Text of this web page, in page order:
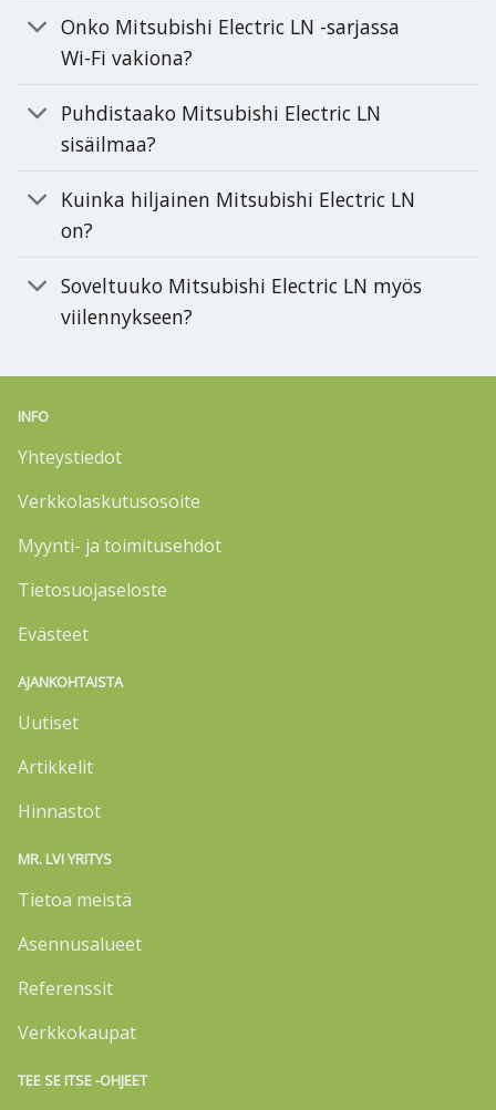
Onko Mitsubishi Electric LN -sarjassa
Wi-Fi vakiona?
Puhdistaako Mitsubishi Electric LN
sisäilmaa?
Kuinka hiljainen Mitsubishi Electric LN
on?
Soveltuuko Mitsubishi Electric LN myös
viilennykseen?
INFO
Yhteystiedot
Verkkolaskutusosoite
Myynti- ja toimitusehdot
Tietosuojaseloste
Evästeet
AJANKOHTAISTA
Uutiset
Artikkelit
Hinnastot
MR. LVI YRITYS
Tietoa meistä
Asennusalueet
Referenssit
Verkkokaupat
TEE SE ITSE -OHJEET